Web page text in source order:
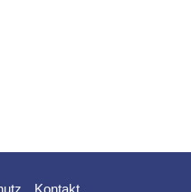
Kontakt